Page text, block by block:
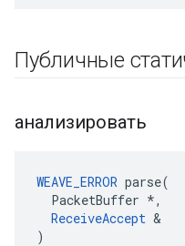
Публичные
анализировать
WEAVE_ERROR parse(
  PacketBuffer *,
ReceiveAccept &
)